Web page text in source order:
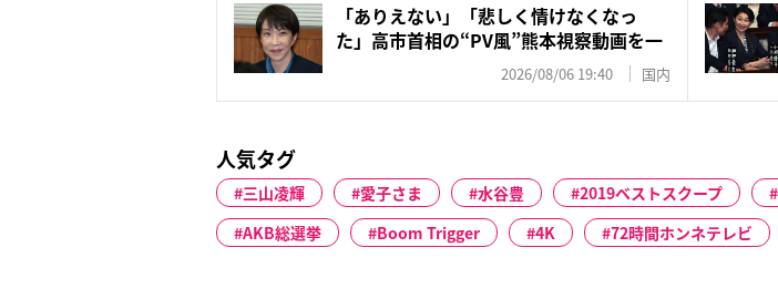
「ありえない」「悲しく情けなくなっ
た」高市首相の“PV風”熊本視察動画を一
2026/08/06 19:40 国内
人気タグ
三山凌輝 愛子さま 水谷豊 2019ベストスクープ
AKB総選挙
Boom Trigger 4K 72時間ホンネテレビ